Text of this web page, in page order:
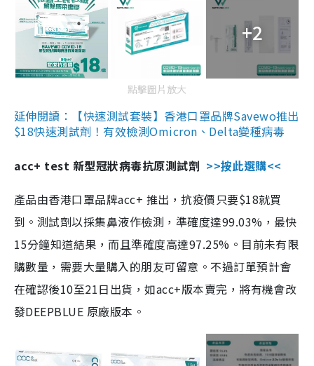
+2
點擊圖片放大
延伸閱讀：【快速測試套裝】香港口罩品牌Savewo推出
$18快速測試劑！有效檢測Omicron、Delta變種病毒
acc+ test 新型冠狀病毒抗原測試劑 >>按此選購<<
產品由香港口罩品牌acc+ 推出，抗疫價只要$18就買
到。測試劑以採集鼻液作檢測，準確度達99.03%，最快
15分鐘知道結果，而且準確度高達97.25%。目前未有限
購數量，需要大量購入的朋友可留意。不過訂單預計會
在確認後10至21日出貨，如acc+版本賣完，將有機會改
發DEEPBLUE 原廠版本。